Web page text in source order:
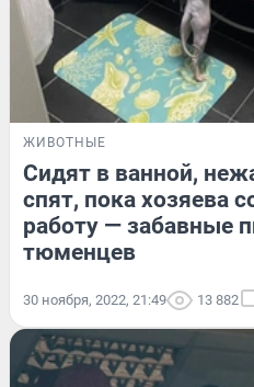
ЖИВОТНЫЕ
Сидят в ванной,
спят, пока хозяева
работу — забавные
тюменцев
30 ноября, 2022, 21:49 13 882